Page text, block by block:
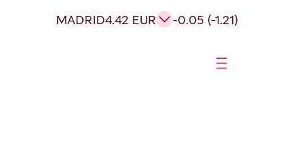
MADRID4.42 EUR -0.05 (-1.21)